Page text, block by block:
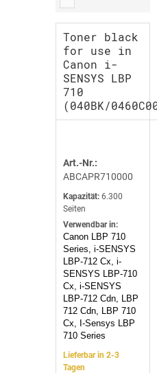
Toner black
for use in
Canon i-
SENSYS LBP
710
(040BK/
Art.-Nr.:
ABCAPR710000
Kapazität: 6.300
Seiten
Verwendbar in:
Canon LBP 710
Series, i-SENSYS
LBP-712 Cx, i-
SENSYS LBP-710
Cx, i-SENSYS
LBP-712 Cdn, LBP
712 Cdn, LBP 710
Cx, I-Sensys LBP
710 Series
Lieferbar in 2-3
Tagen